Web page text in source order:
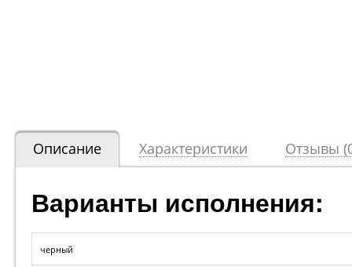
Описание Характеристики Отзывы
Варианты исполнения:
черный